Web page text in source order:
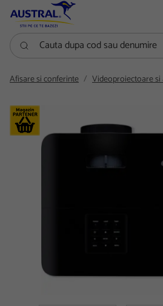
Cauta dupa cod sau denumire
Afisare si conferinte Videoproiectoare si